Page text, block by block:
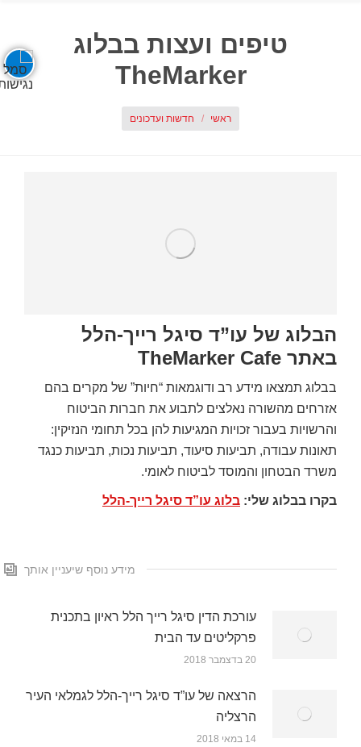
טיפים ועצות בבלוג
TheMarker
ראשי חדשות ועדכונים
הבלוג של עו”ד סיגל רייך-הלל
באתר TheMarker Cafe
בבלוג תמצאו מידע רב ודוגמאות “חיות” של מקרים בהם
אזרחים מהשורה נאלצים לתבוע את חברות הביטוח
והרשויות בעבור זכויות המגיעות להן בכל תחומי הנזיקין:
תאונות עבודה, תביעות סיעוד, תביעות נכות, תביעות כנגד
משרד הבטחון והמוסד לביטוח לאומי.
בקרו בבלוג שלי: בלוג עו”ד סיגל רייך-הלל
מידע נוסף שיעניין אותך
עורכת הדין סיגל רייך הלל ראיון בתכנית
פרקליטים עד הבית
20 בדצמבר 2018
הרצאה של עו”ד סיגל רייך-הלל לגמלאי העיר
הרצליה
14 במאי 2018